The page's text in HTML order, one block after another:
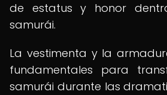
de estatus y honor
samurái.
La vestimenta y la
fundamentales para
samurái durante las